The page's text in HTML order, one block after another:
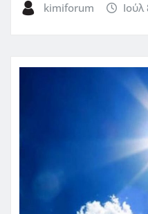
kimiforum